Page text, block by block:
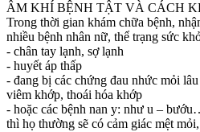
ÂM KHÍ BỆNH TẬT VÀ CÁCH
Trong thời gian khám chữa bệnh,
nhiều bệnh nhân nữ, thể trạng sức
- chân tay lạnh, sợ lạnh
- huyết áp thấp
- đang bị các chứng đau nhức mỏi
viêm khớp, thoái hóa khớp
- hoặc các bệnh nan y: như u –
thì họ thường sẽ có cảm giác mệt